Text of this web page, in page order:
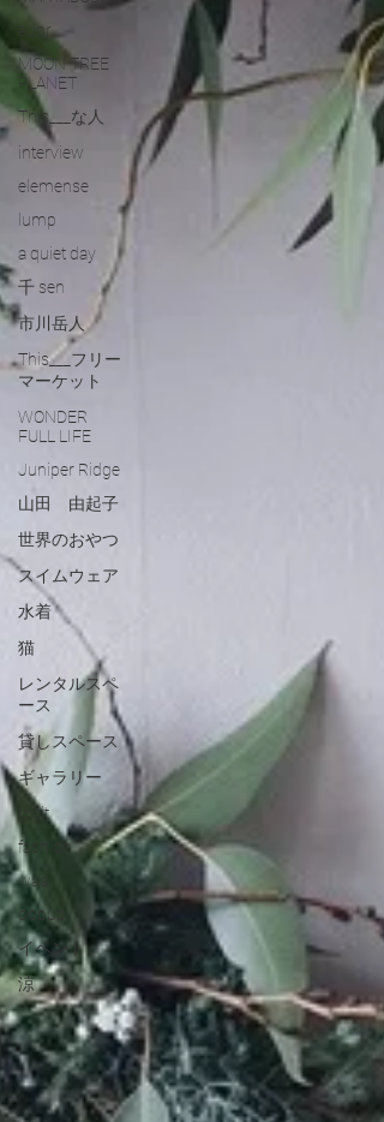
auor
MOON TREE
PLANET
This___な人
interview
elemense
lump
a quiet day
千 sen
市川岳人
This___フリー
マーケット
WONDER
FULL LIFE
Juniper Ridge
山田 由起子
世界のおやつ
スイムウェア
水着
猫
レンタルスペ
ース
貸しスペース
ギャラリー
točit
fashion
waa
popup
イベント
涼